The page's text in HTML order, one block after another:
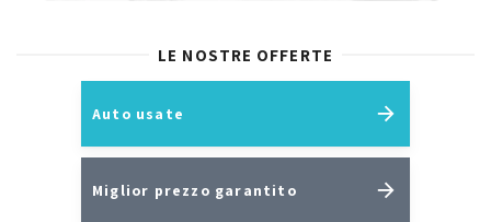
LE NOSTRE OFFERTE
Auto usate
Miglior prezzo garantito